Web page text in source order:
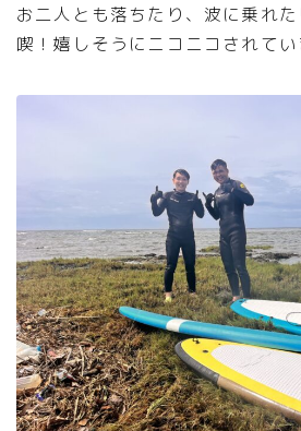
お二人とも落ちたり、波に乗れ
喫！嬉しそうにニコニコされてい